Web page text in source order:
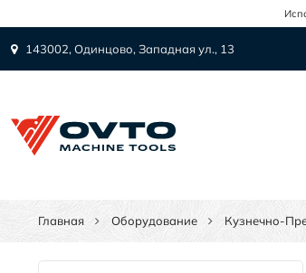
143002, Одинцово, Западная ул., 13
Главная Оборудование Кузнечно-